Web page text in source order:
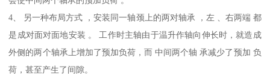
4、 另一种布局方式 ，安装同一轴颈上的两对轴承 ，左 、右两端 都
是成对面对面地安装 。 工作时主轴由于温升作轴向伸长时，就造成
外侧的两个轴承上增加了预加负荷，而 中间两个轴 承减少了预加 负
荷，甚至产生了间隙。